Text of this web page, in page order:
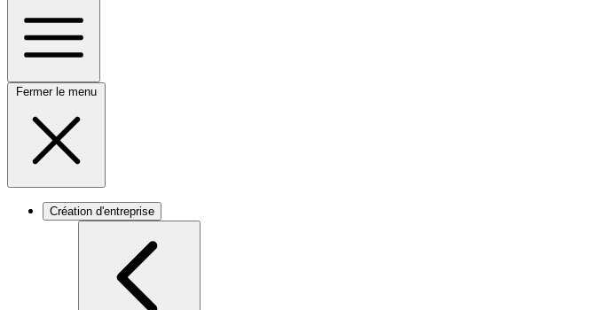
Fermer le menu
Création d'entreprise